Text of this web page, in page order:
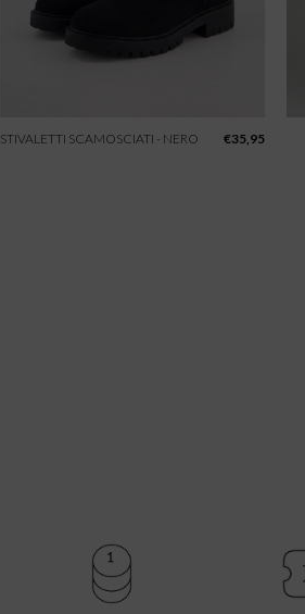
STIVALETTI SCAMOSCIATI - NERO €35,95